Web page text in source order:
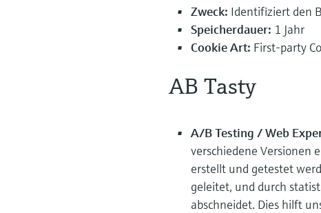
Zweck: Identifiziert den
Speicherdauer: 1 Jahr
Cookie Art: First-party
AB Tasty
A/B Testing / Web
verschiedene Versionen
erstellt und getestet
geleitet, und durch
abschneidet. Dies hilft